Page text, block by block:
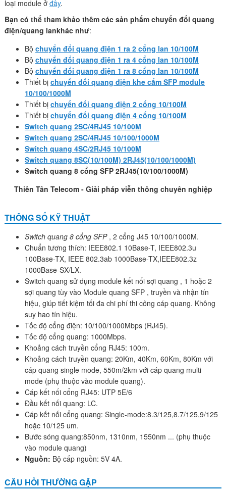
loại module ở đây.
Bạn có thể tham khảo thêm các sản phẩm chuyển đổi quang
điện/quang lankhác như:
Bộ chuyển đổi quang điện 1 ra 2 cổng lan 10/100M
Bộ chuyển đổi quang điện 1 ra 4 cổng lan 10/100M
Bộ chuyển đổi quang điện 1 ra 8 cổng lan 10/100M
Thiết bị chuyển đổi quang điện khe cắm SFP module
10/100/1000M
Thiết bị chuyển đổi quang điện 2 cổng 10/100M
Thiết bị chuyển đổi quang điện 4 cổng 10/100M
Switch quang 2SC/4RJ45 10/100M
Switch quang 2SC/4RJ45 10/100/1000M
Switch quang 4SC/2RJ45 10/100M
Switch quang 8SC(10/100M) 2RJ45(10/100/1000M)
Switch quang 8 cổng SFP 2RJ45(10/100/1000M)
Thiên Tân Telecom - Giải pháp viễn thông chuyên nghiệp
THÔNG SỐ KỸ THUẬT
Switch quang 8 cổng SFP , 2 cổng J45 10/100/1000M.
Chuẩn tương thích: IEEE802.1 10Base-T, IEEE802.3u
100Base-TX, IEEE 802.3ab 1000Base-TX,IEEE802.3z
1000Base-SX/LX.
Switch quang sử dụng module kết nối sợi quang , 1 hoặc 2
sợi quang tùy vào Module quang SFP , truyền và nhận tín
hiệu, giúp tiết kiệm tối đa chi phí thi công cáp quang. Không
suy hao tín hiệu.
Tốc độ cổng điện: 10/100/1000Mbps (RJ45).
Tốc độ cổng quang: 1000Mbps.
Khoảng cách truyền cổng RJ45: 100m.
Khoảng cách truyền quang: 20Km, 40Km, 60Km, 80Km với
cáp quang single mode, 550m/2km với cáp quang multi
mode (phụ thuộc vào module quang).
Cáp kết nối cổng RJ45: UTP 5E/6
Đầu kết nối quang: LC.
Cáp kết nối cổng quang: Single-mode:8.3/125,8.7/125,9/125
hoặc 10/125 um.
Bước sóng quang:850nm, 1310nm, 1550nm ... (phụ thuộc
vào module quang)
Nguồn: Bộ cấp nguồn: 5V 4A.
CÂU HỎI THƯỜNG GẶP